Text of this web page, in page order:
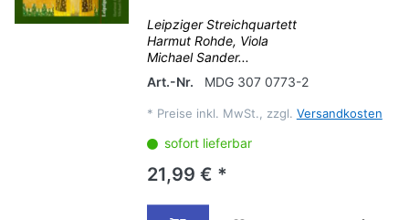
Leipziger Streichquartett
Harmut Rohde, Viola
Michael Sander...
Art.-Nr.
MDG 307 0773-2
* Preise inkl. MwSt., zzgl. Versandkosten
sofort lieferbar
21,99 € *